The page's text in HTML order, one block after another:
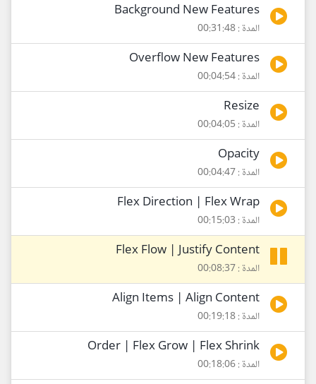
Background New Features
المدة : 00:31:48
Overflow New Features
المدة : 00:04:54
Resize
المدة : 00:04:05
Opacity
المدة : 00:04:47
Flex Direction | Flex Wrap
المدة : 00:15:03
Flex Flow | Justify Content
المدة : 00:08:37
Align Items | Align Content
المدة : 00:19:18
Order | Flex Grow | Flex Shrink
المدة : 00:18:06